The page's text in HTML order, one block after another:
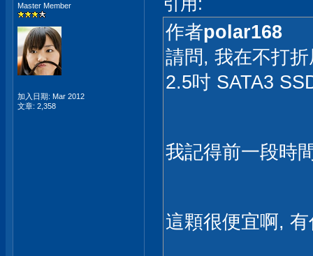
Master Member
加入日期: Mar 2012
文章: 2,358
作者polar168
請問, 我在不打
2.5吋 SATA3
我記得前一段時
這顆很便宜啊,